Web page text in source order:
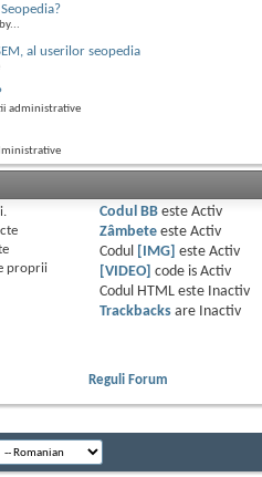
al userilor seopedia
administrative
proprii
Codul BBeste Activ
Zâmbeteeste Activ
Codul
[IMG] este Activ
[VIDEO] code is Activ
Codul HTML este
Inactiv
Trackbacksare
Inactiv
Reguli Forum